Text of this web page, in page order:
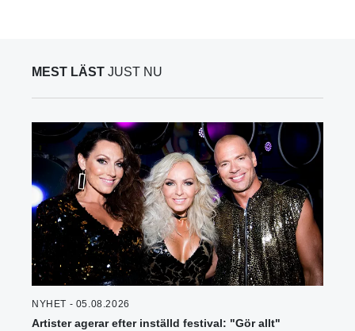
MEST LÄST JUST NU
NYHET - 05.08.2026
Artister agerar efter inställd festival: "Gör allt"